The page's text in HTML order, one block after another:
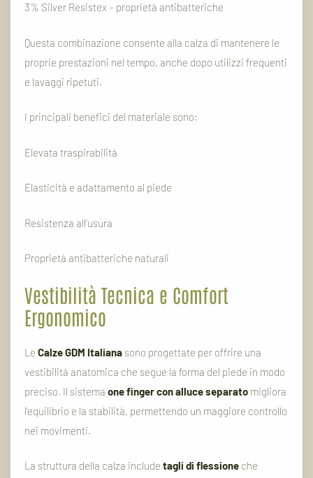
3% Silver Resistex – proprietà antibatteriche
Questa combinazione consente alla calza di mantenere le
proprie prestazioni nel tempo, anche dopo utilizzi frequenti
e lavaggi ripetuti.
I principali benefici del materiale sono:
Elevata traspirabilità
Elasticità e adattamento al piede
Resistenza all’usura
Proprietà antibatteriche naturali
Vestibilità Tecnica e Comfort
Ergonomico
Le CalzeGDM Italiana sono progettate per offrire una
vestibilità anatomica che segue la forma del piede in modo
preciso. Il sistema onefingerconalluceseparato migliora
l’equilibrio e la stabilità, permettendo un maggiore controllo
nei movimenti.
La struttura della calza include tagli di flessione che